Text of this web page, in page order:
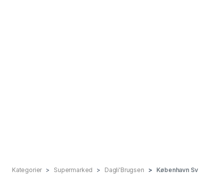
Kategorier Supermarked Dagli'Brugsen København Sv